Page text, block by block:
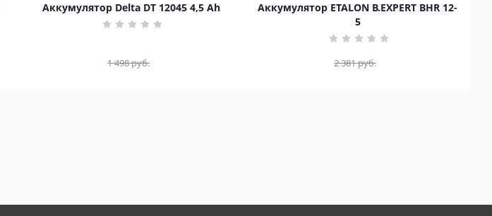
Аккумулятор Delta DT 12045 4,5 Ah
1 498руб.
Аккумулятор ETALON B.EXPERT BHR 12-
5
2 381руб.